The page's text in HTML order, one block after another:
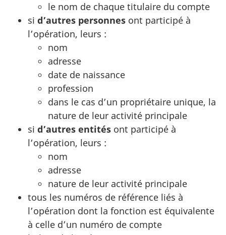
le nom de chaque titulaire du compte
si d’autres personnes ont participé à
l’opération, leurs :
nom
adresse
date de naissance
profession
dans le cas d’un propriétaire unique, la
nature de leur activité principale
si d’autres entités ont participé à
l’opération, leurs :
nom
adresse
nature de leur activité principale
tous les numéros de référence liés à
l’opération dont la fonction est équivalente
à celle d’un numéro de compte